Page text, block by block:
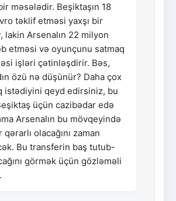
məsələdir. Beşiktaşın 18
təklif etməsi yaxşı bir
lakin Arsenalın 22 milyon
etməsi və oyunçunu satmaq
işləri çətinləşdirir. Bəs,
özü nə düşünür? Daha çox
istədiyini qeyd edirsiniz, bu
üçün cazibədar edə
Arsenalın bu mövqeyində
olacağını zaman
Bu transferin baş tutub-
görmək üçün gözləməli